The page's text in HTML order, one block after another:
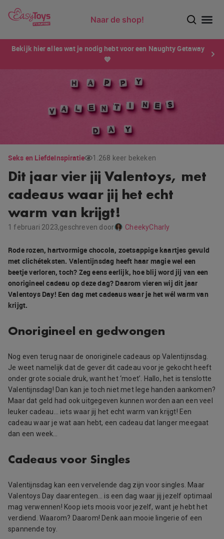
Naar de shop!
Bekijk hier alles wat je nodig hebt voor een Naughty Getaway
💙
Seks en LiefdeInspiratie 1.268 keer bekeken
Dit jaar vier jij Valentoys, met
cadeaus waar jij het echt
warm van krijgt!
1 februari 2023,geschreven door CheekyCharly
Rode rozen, hartvormige chocola, zoetsappige kaartjes gevuld
met clichéteksten. Valentijnsdag heeft haar magie wel een
beetje verloren, toch? Zeg eens eerlijk, hoe blij word jij van een
onorigineel cadeau op deze dag? Daarom vieren wij dit jaar
Valentoys Day! Een dag met cadeaus waar je het wél warm van
krijgt.
Onorigineel en gedwongen
Nog even terug naar de onoriginele cadeaus op Valentijnsdag.
Je weet namelijk dat de gever dit cadeau voor je gekocht heeft
onder grote sociale druk, want het ‘moet’. Hallo, het is tenslotte
Valentijnsdag! Dan kan je toch niet met lege handen aankomen?
Maar dat geld had ook uitgegeven kunnen worden aan een veel
leuker cadeau… iets waar jij het echt warm van krijgt! Een
cadeau waar je wat aan hebt, een cadeau dat langer meegaat
dan een week…
Cadeaus voor Singles
Valentijnsdag kan een vervelende dag zijn voor singles. Maar
Valentoys Day daarentegen… is een dag waar jij jezelf optimaal
mag verwennen! Koop iets moois voor jezelf, want je hebt het
verdiend. Waarom? Daarom! Denk aan mooie lingerie of een
spannende toy.